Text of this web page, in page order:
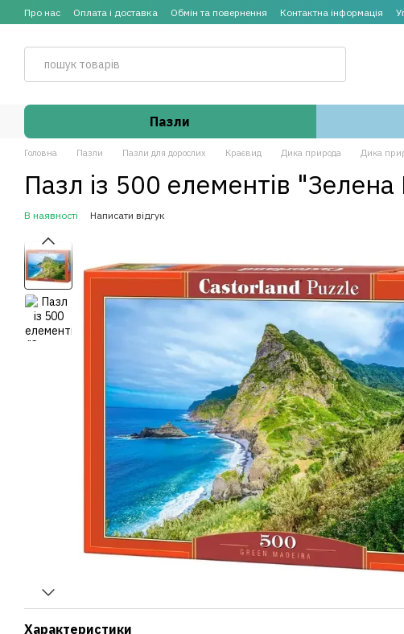
Перейти до основного контенту
Про нас Оплата і доставка Обмін та повернення Контактна інформація
Пазли
Головна Пазли Пазли для дорослих Краєвид Дика природа Дика
Пазл із 500 елементів
В наявності Написати відгук
Характеристики